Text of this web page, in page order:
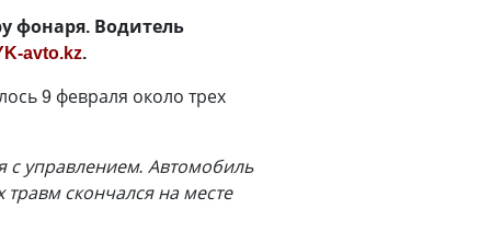
фонаря. Водитель
avto.kz.
9 февраля около трех
с управлением. Автомобиль
скончался на месте